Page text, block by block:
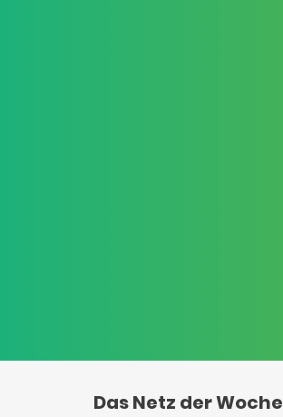
Das Netz der Woche